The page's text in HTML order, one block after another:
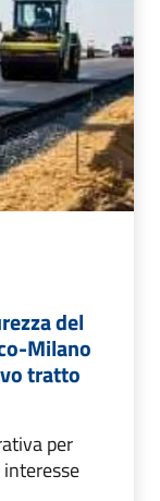
del
Milano
tratto
per